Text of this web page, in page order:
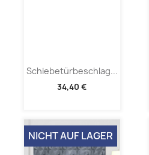
Schiebetürbeschlag...
34,40 €
NICHT AUF LAGER